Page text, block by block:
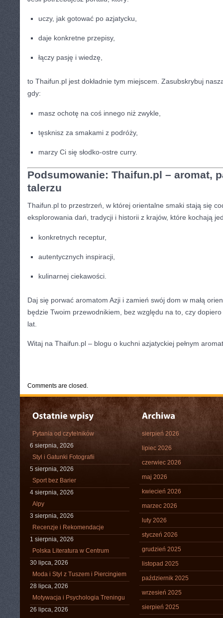
uczy, jak gotować po azjatycku,
daje konkretne przepisy,
łączy pasję i wiedzę,
to Thaifun.pl jest dokładnie tym miejscem. Zasubskrybuj
gdy:
masz ochotę na coś innego niż zwykle,
tęsknisz za smakami z podróży,
marzy Ci się słodko-ostre curry.
Podsumowanie: Thaifun.pl – aromat,
talerzu
Thaifun.pl to przestrzeń, w której orientalne smaki stają się
eksplorowania dań, tradycji i historii z krajów, które kochają
konkretnych receptur,
autentycznych inspiracji,
kulinarnej ciekawości.
Daj się porwać aromatom Azji i zamień swój dom w małą
będzie Twoim przewodnikiem, bez względu na to, czy
lat.
Witaj na Thaifun.pl – blogu o kuchni azjatyckiej pełnym
Comments are closed.
Pytania od czytelników
6 sierpnia, 2026
Styl i Gatunki Fotografii
5 sierpnia, 2026
Sport bez Barier
4 sierpnia, 2026
Alpy
3 sierpnia, 2026
Recenzje i Rekomendacje
1 sierpnia, 2026
Polska Literatura w Centrum
30 lipca, 2026
Moda i Styl z Tuszem i Piercingiem
28 lipca, 2026
Motywacja i Psychologia Treningu
26 lipca, 2026
sierpień 2026
lipiec 2026
czerwiec 2026
maj 2026
kwiecień 2026
marzec 2026
luty 2026
styczeń 2026
grudzień 2025
listopad 2025
październik 2025
wrzesień 2025
sierpień 2025